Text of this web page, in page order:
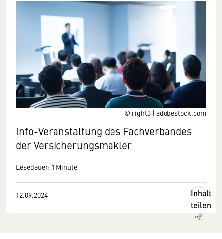
© right3 | adobestock.com
Info-Veranstaltung des Fachverbandes
der Versicherungsmakler
Lesedauer: 1 Minute
12.09.2024
Inhalt
teilen